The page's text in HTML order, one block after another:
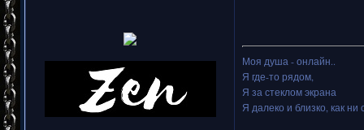
Моя душа - онлайн..
Я где-то рядом,
Я за стеклом экрана
Я далеко и близко, как ни